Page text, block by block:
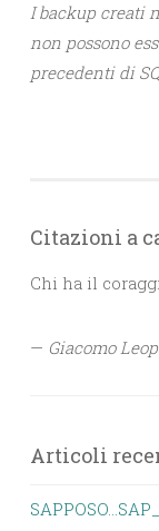
I backup creati
non possono
precedenti di
Citazioni a
Chi ha il
— Giacomo
Articoli